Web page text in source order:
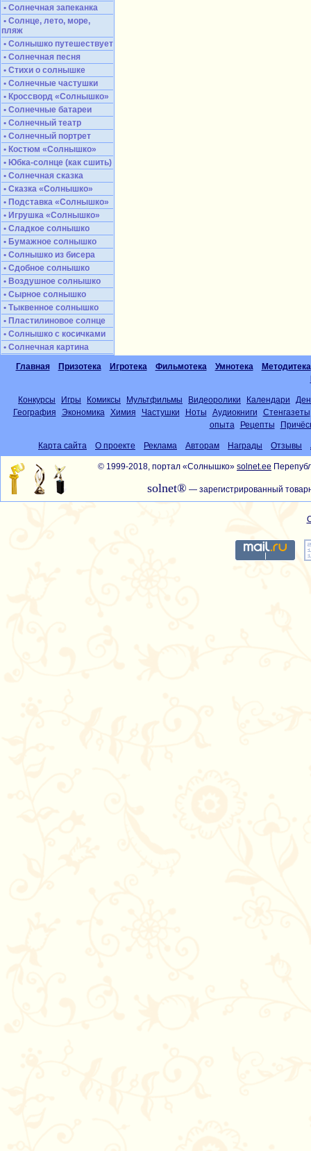
• Солнечная запеканка
• Солнце, лето, море,
пляж
• Солнышко путешествует
• Солнечная песня
• Стихи о солнышке
• Солнечные частушки
• Кроссворд «Солнышко»
• Солнечные батареи
• Солнечный театр
• Солнечный портрет
• Костюм «Солнышко»
• Юбка-солнце (как сшить)
• Солнечная сказка
• Сказка «Солнышко»
• Подставка «Солнышко»
• Игрушка «Солнышко»
• Сладкое солнышко
• Бумажное солнышко
• Солнышко из бисера
• Сдобное солнышко
• Воздушное солнышко
• Сырное солнышко
• Тыквенное солнышко
• Пластилиновое солнце
• Солнышко с косичками
• Солнечная картина
Главная Призотека Игротека Фильмотека Умнотека
Методитека
Конкурсы Игры Комиксы Мультфильмы Видеоролики Календари
География
Экономика Химия Частушки Ноты Аудиокниги
Стенгазеты
опыта
Рецепты
Карта сайта О проекте Реклама Авторам Награды Отзывы
© 1999-2018, портал «Солнышко» solnet.ee
solnet® — зарегистрированный